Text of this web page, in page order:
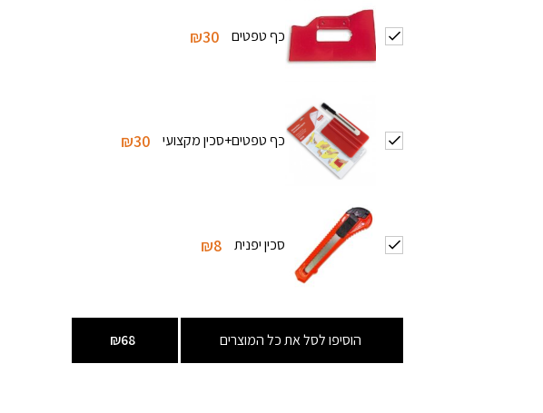
כף טפטים ₪30
כף טפטים+סכין מקצועי ₪30
סכין יפנית ₪8
הוסיפו לסל את כל המוצרים ₪68